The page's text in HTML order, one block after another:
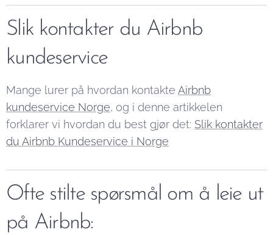
Slik kontakter du Airbnb
kundeservice
Mange lurer på hvordan kontakte Airbnb
kundeservice Norge, og i denne artikkelen
forklarer vi hvordan du best gjør det: Slik kontakter
du Airbnb Kundeservice i Norge
Ofte stilte spørsmål om å leie ut
på Airbnb: